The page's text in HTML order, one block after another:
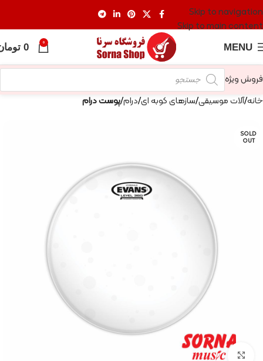
Skip to navigation
Skip to main content
MENU
0
0
فروش ویژه
خانه آلات موسیقی سازهای کوبه ای درام پوست درام
SOLD
OUT
Click to enlarge